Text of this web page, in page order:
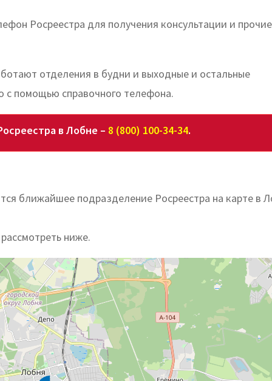
Росреестра для получения консультации и прочие
отделения в будни и выходные и остальные
с помощью справочного телефона.
в Лобне – 8 (800) 100-34-34.
ближайшее подразделение Росреестра на карте в
ниже.